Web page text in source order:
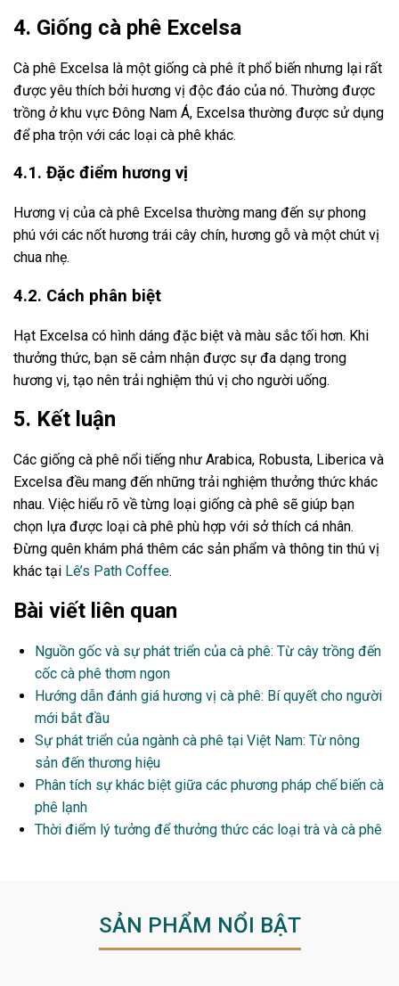
4. Giống cà phê Excelsa
Cà phê Excelsa là một giống cà phê ít phổ biến nhưng lại rất
được yêu thích bởi hương vị độc đáo của nó. Thường được
trồng ở khu vực Đông Nam Á, Excelsa thường được sử dụng
để pha trộn với các loại cà phê khác.
4.1. Đặc điểm hương vị
Hương vị của cà phê Excelsa thường mang đến sự phong
phú với các nốt hương trái cây chín, hương gỗ và một chút vị
chua nhẹ.
4.2. Cách phân biệt
Hạt Excelsa có hình dáng đặc biệt và màu sắc tối hơn. Khi
thưởng thức, bạn sẽ cảm nhận được sự đa dạng trong
hương vị, tạo nên trải nghiệm thú vị cho người uống.
5. Kết luận
Các giống cà phê nổi tiếng như Arabica, Robusta, Liberica và
Excelsa đều mang đến những trải nghiệm thưởng thức khác
nhau. Việc hiểu rõ về từng loại giống cà phê sẽ giúp bạn
chọn lựa được loại cà phê phù hợp với sở thích cá nhân.
Đừng quên khám phá thêm các sản phẩm và thông tin thú vị
khác tại Lê’s Path Coffee.
Bài viết liên quan
Nguồn gốc và sự phát triển của cà phê: Từ cây trồng đến
cốc cà phê thơm ngon
Hướng dẫn đánh giá hương vị cà phê: Bí quyết cho người
mới bắt đầu
Sự phát triển của ngành cà phê tại Việt Nam: Từ nông
sản đến thương hiệu
Phân tích sự khác biệt giữa các phương pháp chế biến cà
phê lạnh
Thời điểm lý tưởng để thưởng thức các loại trà và cà phê
SẢN PHẨM NỔI BẬT